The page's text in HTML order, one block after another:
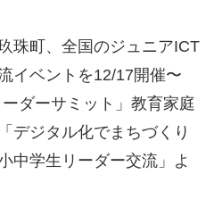
珠町、全国のジュニアICT
イベントを12/17開催〜
ーダーサミット」教育家庭
デジタル化でまちづくり
学生リーダー交流」よ